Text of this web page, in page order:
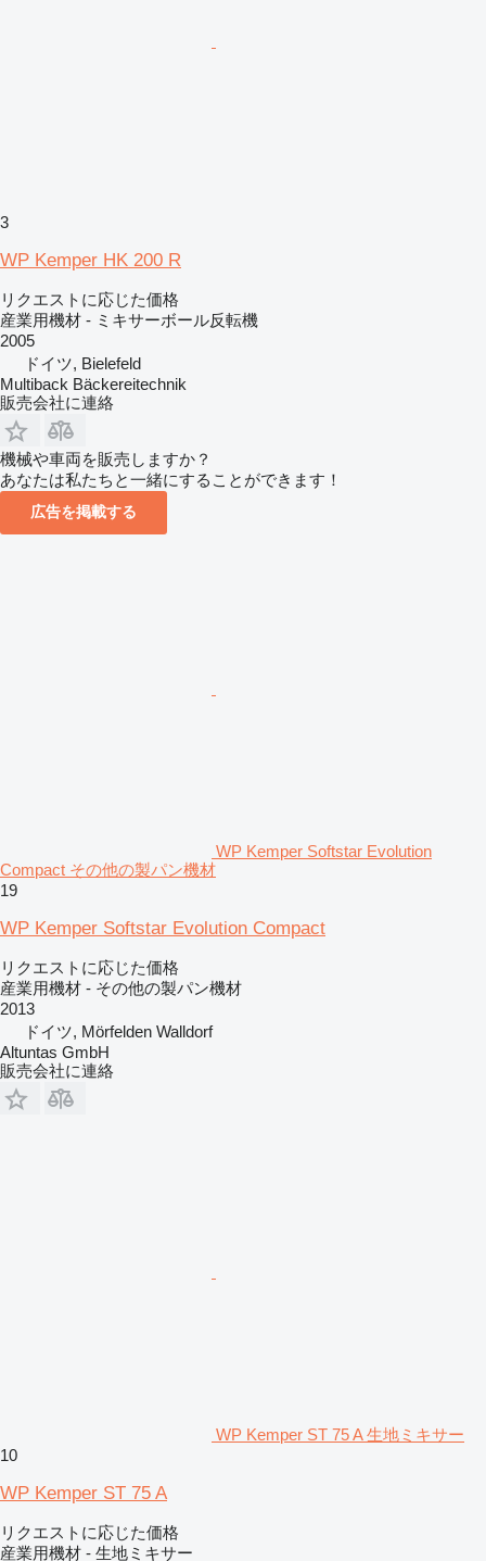
3
WP Kemper HK 200 R
リクエストに応じた価格
産業用機材 - ミキサーボール反転機
2005
ドイツ, Bielefeld
Multiback Bäckereitechnik
販売会社に連絡
機械や車両を販売しますか？
あなたは私たちと一緒にすることができます！
広告を掲載する
WP Kemper Softstar Evolution
Compact その他の製パン機材
19
WP Kemper Softstar Evolution Compact
リクエストに応じた価格
産業用機材 - その他の製パン機材
2013
ドイツ, Mörfelden Walldorf
Altuntas GmbH
販売会社に連絡
WP Kemper ST 75 A 生地ミキサー
10
WP Kemper ST 75 A
リクエストに応じた価格
産業用機材 - 生地ミキサー